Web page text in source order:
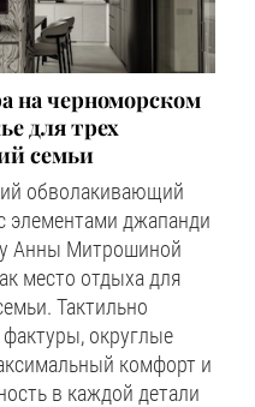
на черноморском
для трех
семьи
обволакивающий
элементами джапанди
Анны Митрошиной
место отдыха для
Тактильно
округлые
комфорт и
в каждой детали